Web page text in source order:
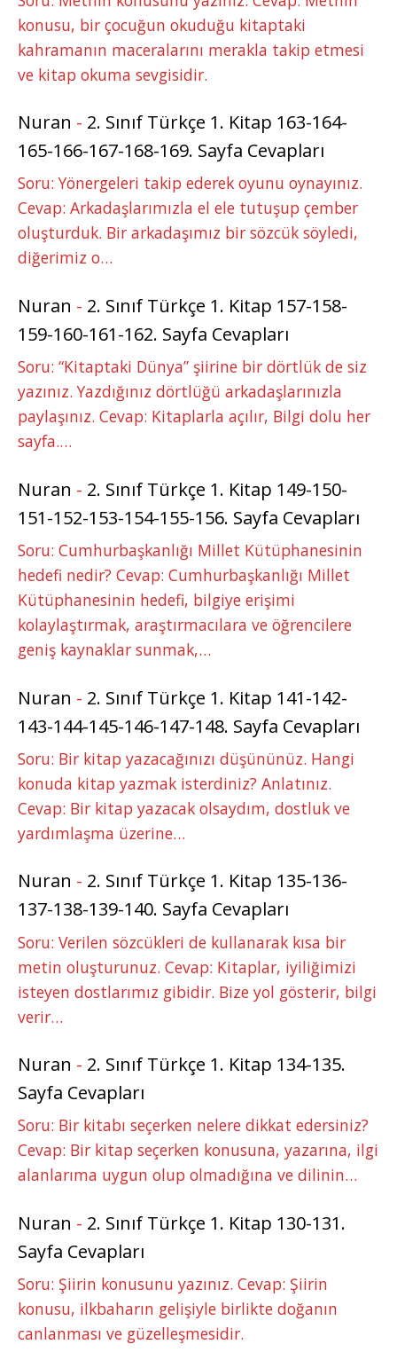
konusu, bir çocuğun okuduğu kitaptaki
kahramanın maceralarını merakla takip etmesi
ve kitap okuma sevgisidir.
Nuran - 2. Sınıf Türkçe 1. Kitap 163-164-
165-166-167-168-169. Sayfa Cevapları
Soru: Yönergeleri takip ederek oyunu oynayınız.
Cevap: Arkadaşlarımızla el ele tutuşup çember
oluşturduk. Bir arkadaşımız bir sözcük söyledi,
diğerimiz o…
Nuran - 2. Sınıf Türkçe 1. Kitap 157-158-
159-160-161-162. Sayfa Cevapları
Soru: “Kitaptaki Dünya” şiirine bir dörtlük de siz
yazınız. Yazdığınız dörtlüğü arkadaşlarınızla
paylaşınız. Cevap: Kitaplarla açılır, Bilgi dolu her
sayfa.…
Nuran - 2. Sınıf Türkçe 1. Kitap 149-150-
151-152-153-154-155-156. Sayfa Cevapları
Soru: Cumhurbaşkanlığı Millet Kütüphanesinin
hedefi nedir? Cevap: Cumhurbaşkanlığı Millet
Kütüphanesinin hedefi, bilgiye erişimi
kolaylaştırmak, araştırmacılara ve öğrencilere
geniş kaynaklar sunmak,…
Nuran - 2. Sınıf Türkçe 1. Kitap 141-142-
143-144-145-146-147-148. Sayfa Cevapları
Soru: Bir kitap yazacağınızı düşününüz. Hangi
konuda kitap yazmak isterdiniz? Anlatınız.
Cevap: Bir kitap yazacak olsaydım, dostluk ve
yardımlaşma üzerine…
Nuran - 2. Sınıf Türkçe 1. Kitap 135-136-
137-138-139-140. Sayfa Cevapları
Soru: Verilen sözcükleri de kullanarak kısa bir
metin oluşturunuz. Cevap: Kitaplar, iyiliğimizi
isteyen dostlarımız gibidir. Bize yol gösterir, bilgi
verir…
Nuran - 2. Sınıf Türkçe 1. Kitap 134-135.
Sayfa Cevapları
Soru: Bir kitabı seçerken nelere dikkat edersiniz?
Cevap: Bir kitap seçerken konusuna, yazarına, ilgi
alanlarıma uygun olup olmadığına ve dilinin…
Nuran - 2. Sınıf Türkçe 1. Kitap 130-131.
Sayfa Cevapları
Soru: Şiirin konusunu yazınız. Cevap: Şiirin
konusu, ilkbaharın gelişiyle birlikte doğanın
canlanması ve güzelleşmesidir.